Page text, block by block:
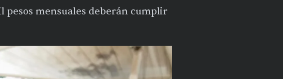
pesos mensuales deberán cumplir